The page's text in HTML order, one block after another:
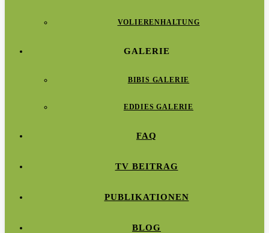
VOLIERENHALTUNG
GALERIE
BIBIS GALERIE
EDDIES GALERIE
FAQ
TV BEITRAG
PUBLIKATIONEN
BLOG